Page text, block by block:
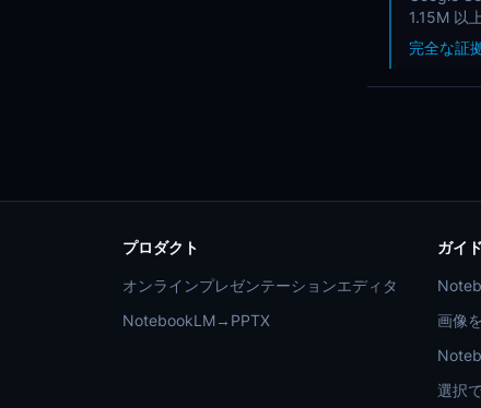
1.15M 以
完全な証
プロダクト
オンラインプレゼンテーションエディタ
NotebookLM→PPTX
ガイド
画像
選択